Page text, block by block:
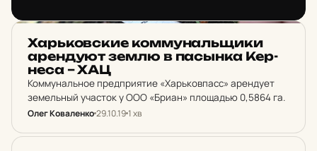
Харь­ков­ские ком­му­наль­щи­ки
арен­ду­ют землю в пас­ынка Кер­
не­са – ХАЦ
Коммунальное предприятие «Харьковпасс» арендует
земельный участок у ООО «Бриан» площадью 0,5864 га.
Олег Коваленко29.10.191 хв